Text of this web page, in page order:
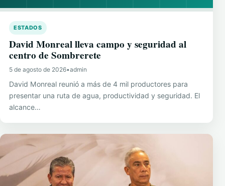
ESTADOS
David Monreal lleva campo y seguridad al
centro de Sombrerete
5 de agosto de 2026•admin
David Monreal reunió a más de 4 mil productores para
presentar una ruta de agua, productividad y seguridad. El
alcance…